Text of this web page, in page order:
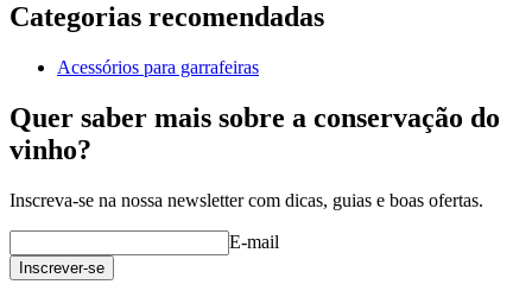
Número do produtoS6BLACK
Geral
Fabricante
Caverack
acabamento Preto
Altura (cm)59.5
Largura (cm)59.5
profundidade (cm)0.5
Peso (kg)
Categorias recomendadas
Acessórios para garrafeiras
Quer saber mais sobre a conservação do
vinho?
Inscreva-se na nossa newsletter com dicas, guias e boas ofertas.
E-mail
Inscrever-se